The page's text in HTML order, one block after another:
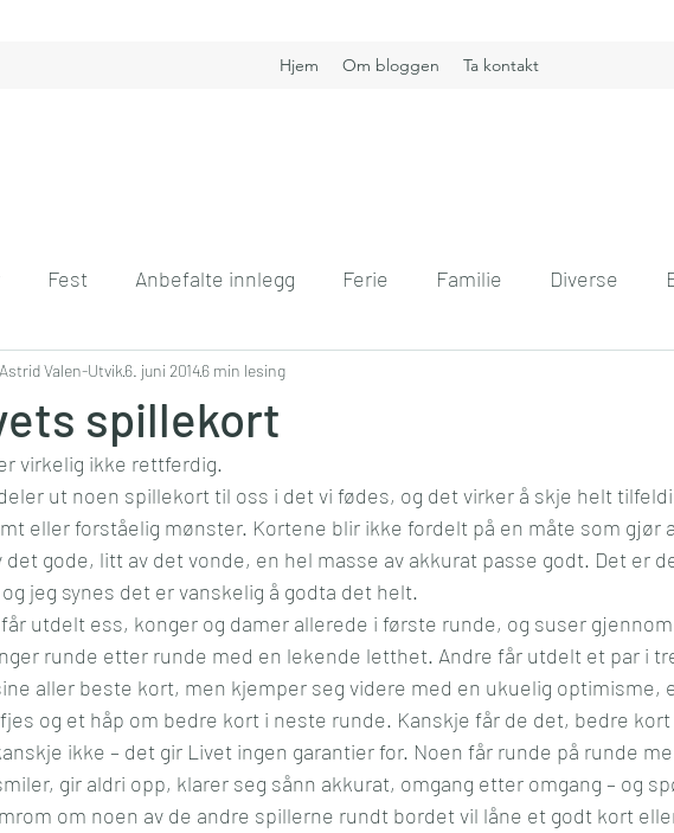
Hjem Om bloggen Ta kontakt
Fest Anbefalte innlegg Ferie Familie Diverse
Engasjement Boligdrøm
Husmor på vift
Jul Mål og mening Kultur Media Reise
Samfunn
spillekort
Astrid Valen-Utvik6. juni 20146 min lesing
virkelig ikke rettferdig.
ut noen spillekort til oss i det vi fødes, og det virker å skje helt
eller forståelig mønster. Kortene blir ikke fordelt på en måte som gjør
det gode, litt av det vonde, en hel masse av akkurat passe godt. Det er
jeg synes det er vanskelig å godta det helt.
utdelt ess, konger og damer allerede i første runde, og suser
runde etter runde med en lekende letthet. Andre får utdelt et par i
aller beste kort, men kjemper seg videre med en ukuelig optimisme,
og et håp om bedre kort i neste runde. Kanskje får de det, bedre
ikke – det gir Livet ingen garantier for. Noen får runde på runde
gir aldri opp, klarer seg sånn akkurat, omgang etter omgang – og
om noen av de andre spillerne rundt bordet vil låne et godt kort